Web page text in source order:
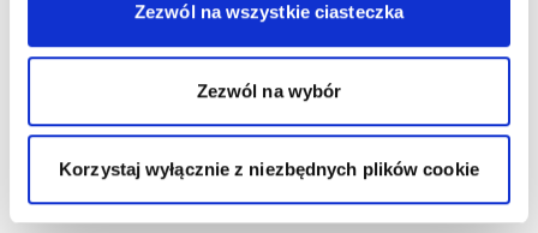
Zezwól na wszystkie ciasteczka
Zezwól na wybór
Korzystaj wyłącznie z niezbędnych plików cookie